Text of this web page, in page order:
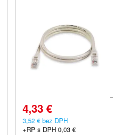
4,33 €
3,52 € bez DPH
+RP s DPH 0,03 €